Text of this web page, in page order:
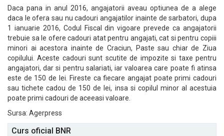
Daca pana in anul 2016, angajatorii aveau optiunea de a alege
daca le ofera sau nu cadouri angajatilor inainte de sarbatori, dupa
1 ianuarie 2016, Codul Fiscal din vigoare prevede ca angajatorii
trebuie sa le ofere cadouri atat pentru angajati, cat si pentru copiii
minori ai acestora inainte de Craciun, Paste sau chiar de Ziua
copilului. Aceste cadouri sunt scutite de impozite si taxe pentru
angajatori, dar si pentru salariati, iar valoarea care poate fi atinsa
este de 150 de lei. Fireste ca fiecare angajat poate primi cadouri
sau tichete cadou de 150 de lei, insa si copilul minor al acestuia
poate primi cadouri de aceeasi valoare.
Sursa: Agerpress
Curs oficial BNR